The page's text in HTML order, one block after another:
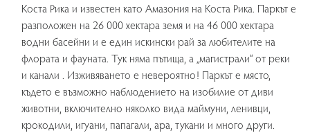
Коста Рика и известен като Амазония на Коста Рика. Паркът е
разположен на 26 000 хектара земя и на 46 000 хектара
водни басейни и е един искински рай за любителите на
флората и фауната. Тук няма пътища, а „магистрали“ от реки
и канали . Изживяването е невероятно! Паркът е място,
където е възможно наблюдението на изобилие от диви
животни, включително няколко вида маймуни, ленивци,
крокодили, игуани, папагали, ара, тукани и много други.